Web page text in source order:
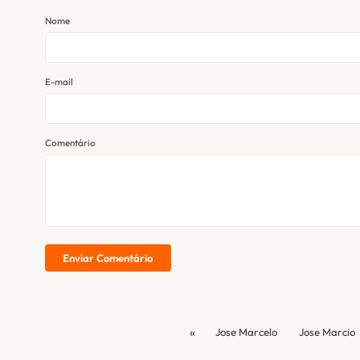
Nome
E-mail
Comentário
Enviar Comentário
« Jose Marcelo Jose Marcio